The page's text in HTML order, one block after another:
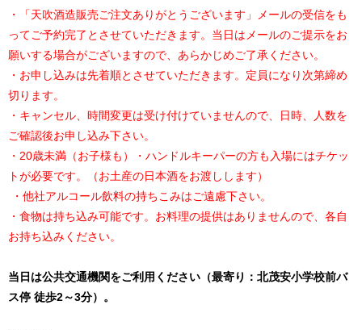
・「天吹酒造販売ご注文ありがとうございます」メールの受信をも
ってご予約完了とさせていただきます。当日はメールのご提示をお
願いする場合がございますので、あらかじめご了承ください。
・お申し込みは先着順とさせていただきます。定員になり次第締め
切ります。
・キャンセル、時間変更は受け付けていませんので、日時、人数を
ご確認後お申し込み下さい。
・20歳未満（お子様も）・ハンドルキーパーの方も入場にはチケッ
トが必要です。（お土産の日本酒をお渡しします）
・他社アルコール飲料の持ちこみはご遠慮下さい。
・食物は持ち込み可能です。お料理の提供はありませんので、各自
お持ち込みください。
当日は公共交通機関をご利用ください（最寄り：北茂安小学校前バ
ス停 徒歩2～3分）。